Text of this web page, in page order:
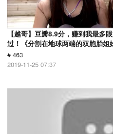
【越哥】豆瓣8.9分，赚到我最多
过！《分割在地球两端的双胞胎姐
# 463
2019-11-25 07:37